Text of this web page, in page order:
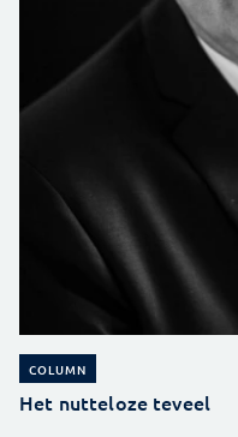
COLUMN
Het nutteloze teveel